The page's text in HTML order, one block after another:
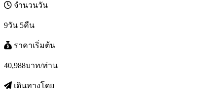
จำนวนวัน
9วัน 5คืน
ราคาเริ่มต้น
40,988บาท/ท่าน
เดินทางโดย